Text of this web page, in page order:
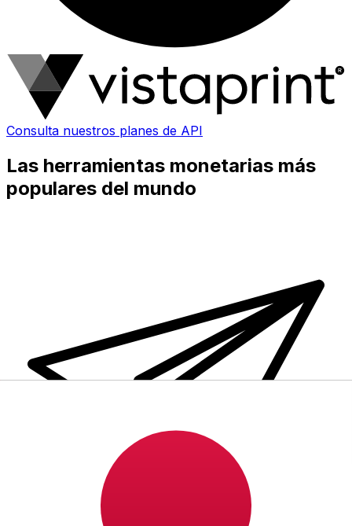
Consulta nuestros planes de API
Las herramientas monetarias más
populares del mundo